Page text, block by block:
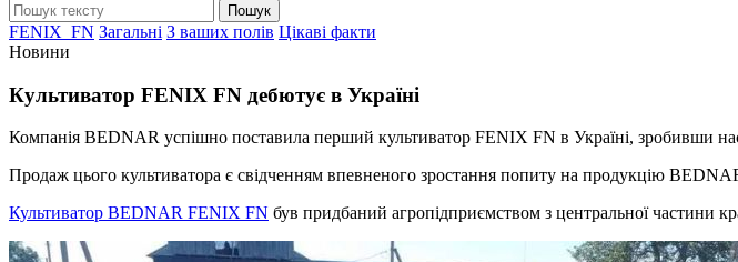
FENIX_FN Загальні З ваших полів Цікаві факти
Новини
Культиватор FENIX FN дебютує в Україні
Компанія BEDNAR успішно поставила перший культиватор FENIX FN в Україні, зробивши
Продаж цього культиватора є свідченням впевненого зростання попиту на продукцію
Культиватор BEDNAR FENIX FN був придбаний агропідприємством з центральної частини